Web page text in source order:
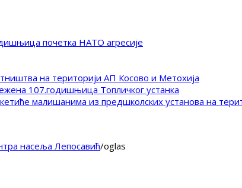
почетка НАТО агресије
на територији АП Косово и Метохија
107.годишњица Топличког устанка
малишанима из предшколских установа на
насеља Лепосавић/oglas